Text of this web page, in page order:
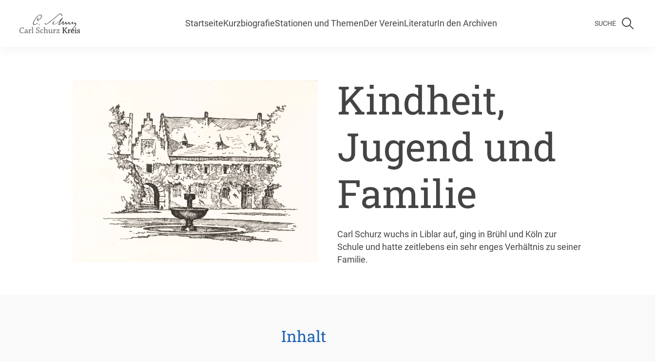
StartseiteKurzbiografieStationen und ThemenDer VereinLiteraturIn den Archiven SUCHE
Kindheit,
Jugend und
Familie
Carl Schurz wuchs in Liblar auf, ging in Brühl und Köln zur
Schule und hatte zeitlebens ein sehr enges Verhältnis zu seiner
Familie.
Inhalt